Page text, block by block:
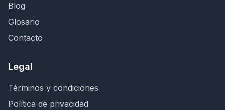
Blog
Glosario
Contacto
Legal
Términos y condiciones
Política de privacidad